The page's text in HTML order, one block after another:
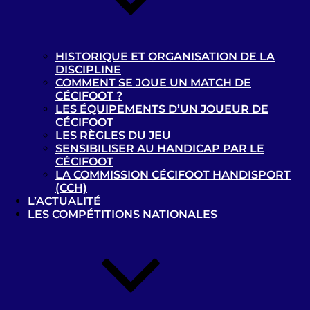
HISTORIQUE ET ORGANISATION DE LA
DISCIPLINE
COMMENT SE JOUE UN MATCH DE
CÉCIFOOT ?
LES ÉQUIPEMENTS D’UN JOUEUR DE
CÉCIFOOT
LES RÈGLES DU JEU
SENSIBILISER AU HANDICAP PAR LE
CÉCIFOOT
LA COMMISSION CÉCIFOOT HANDISPORT
(CCH)
L’ACTUALITÉ
LES COMPÉTITIONS NATIONALES
Les news
cécifoot 2023/2024 : les calendriers
B1 et B2/B3 disponibles !
La billetterie des Jeux
Paralympiques de Paris 2024 est
ouverte !